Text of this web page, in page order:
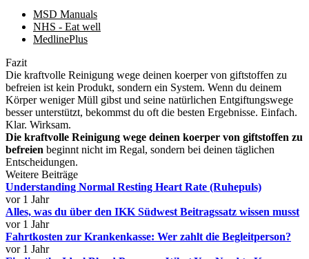
MSD Manuals
NHS - Eat well
MedlinePlus
Fazit
Die kraftvolle Reinigung wege deinen koerper von giftstoffen zu
befreien ist kein Produkt, sondern ein System. Wenn du deinem
Körper weniger Müll gibst und seine natürlichen Entgiftungswege
besser unterstützt, bekommst du oft die besten Ergebnisse. Einfach.
Klar. Wirksam.
Die kraftvolle Reinigung wege deinen koerper von giftstoffen zu
befreien beginnt nicht im Regal, sondern bei deinen täglichen
Entscheidungen.
Weitere Beiträge
Understanding Normal Resting Heart Rate (Ruhepuls)
vor 1 Jahr
Alles, was du über den IKK Südwest Beitragssatz wissen musst
vor 1 Jahr
Fahrtkosten zur Krankenkasse: Wer zahlt die Begleitperson?
vor 1 Jahr